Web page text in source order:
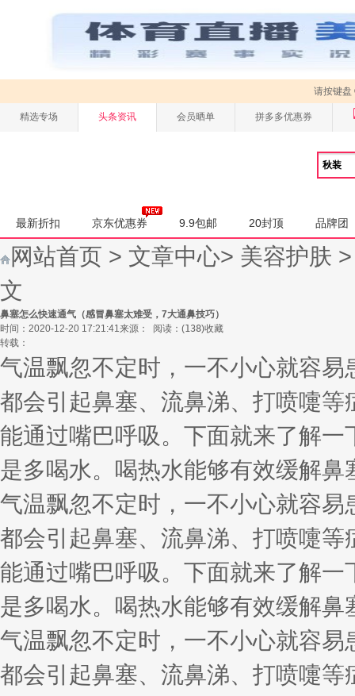
请按键盘
精选专场 头条资讯 会员晒单 拼多多优惠券
最新折扣 京东优惠券 9.9包邮 20封顶 品牌团
网站首页 > 文章中心> 美容护肤
文
鼻塞怎么快速通气（感冒鼻塞太难受，7大通鼻技巧）
时间：2020-12-20 17:21:41来源： 阅读： (138)收藏
转载：
气温飘忽不定时，一不小心就容
都会引起鼻塞、流鼻涕、打喷嚏
能通过嘴巴呼吸。下面就来了解
是多喝水。喝热水能够有效缓解
气温飘忽不定时，一不小心就容
都会引起鼻塞、流鼻涕、打喷嚏
能通过嘴巴呼吸。下面就来了解
是多喝水。喝热水能够有效缓解
气温飘忽不定时，一不小心就容
都会引起鼻塞、流鼻涕、打喷嚏